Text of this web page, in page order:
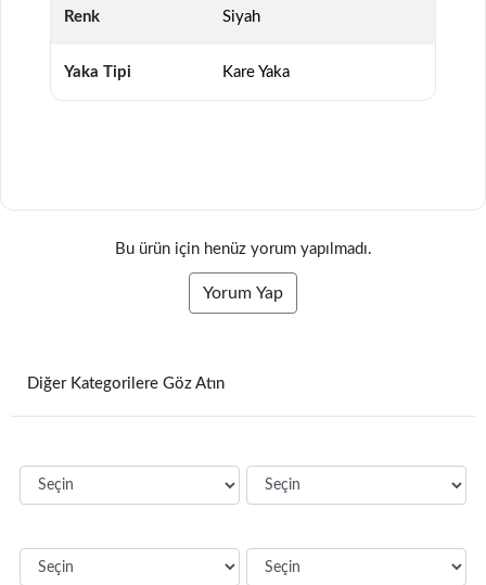
Renk Siyah
Yaka Tipi Kare Yaka
Bu ürün için henüz yorum yapılmadı.
Yorum Yap
Diğer Kategorilere Göz Atın